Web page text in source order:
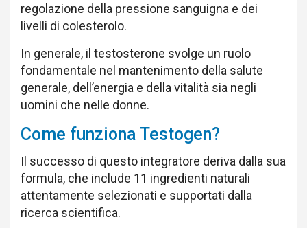
regolazione della pressione sanguigna e dei
livelli di colesterolo.
In generale, il testosterone svolge un ruolo
fondamentale nel mantenimento della salute
generale, dell’energia e della vitalità sia negli
uomini che nelle donne.
Come funziona Testogen?
Il successo di questo integratore deriva dalla sua
formula, che include 11 ingredienti naturali
attentamente selezionati e supportati dalla
ricerca scientifica.